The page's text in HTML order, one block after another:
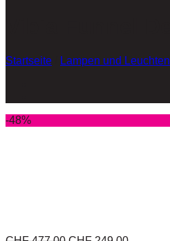
Startseite Lampen und Leuchten
-48%